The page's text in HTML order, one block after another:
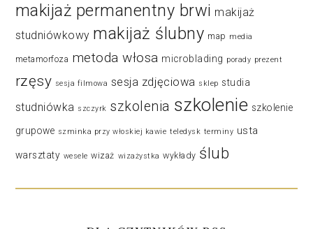
makijaż permanentny brwi makijaż
studniówkowy makijaż ślubny map media
metamorfoza metoda włosa microblading porady prezent
rzęsy sesja filmowa sesja zdjęciowa sklep studia
studniówka szczyrk szkolenia szkolenie szkolenie
grupowe szminka przy włoskiej kawie teledysk terminy usta
warsztaty wesele wizaż wizażystka wykłady ślub